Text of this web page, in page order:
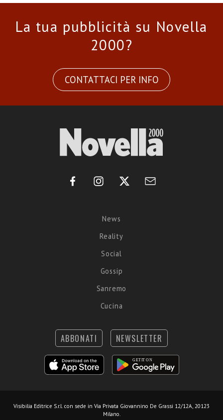
La tua pubblicità su Novella
2000?
CONTATTACI PER INFO
News
Reality
Social
Gossip
Sanremo
Cucina
ABBONATI NEWSLETTER
Visibilia Editrice S.r.l. con sede in Via Privata Giovannino De Grassi 12/12A, 20123
Milano.